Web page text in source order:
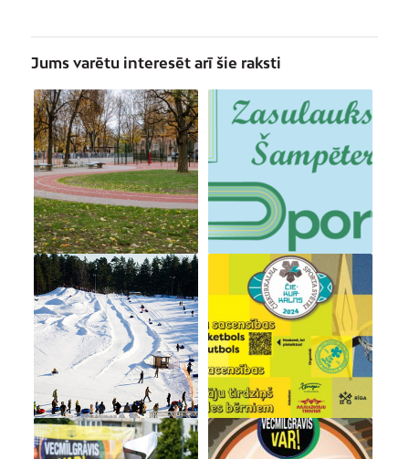
Jums varētu interesēt arī šie raksti